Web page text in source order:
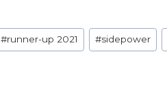
#runner-up 2021 #sidepower